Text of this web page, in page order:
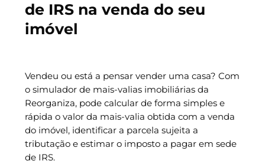
de IRS na venda do seu
imóvel
Vendeu ou está a pensar vender uma casa? Com
o simulador de mais-valias imobiliárias da
Reorganiza, pode calcular de forma simples e
rápida o valor da mais-valia obtida com a venda
do imóvel, identificar a parcela sujeita a
tributação e estimar o imposto a pagar em sede
de IRS.